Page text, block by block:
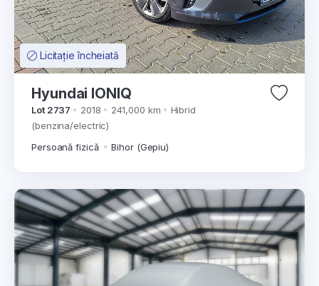
Licitație încheiată
Hyundai IONIQ
Lot 2737 2018 241,000 km
Hibrid
(benzina/electric)
Persoană fizică
Bihor (Gepiu)